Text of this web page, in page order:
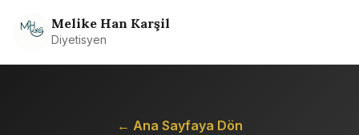
Melike Han Karşil
Diyetisyen
← Ana Sayfaya Dön